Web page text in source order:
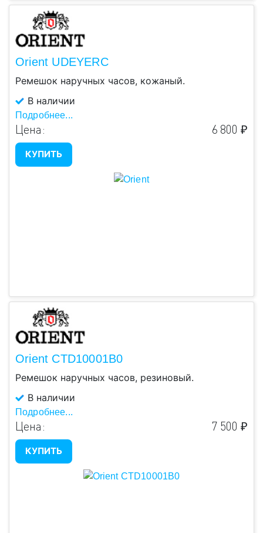
Orient UDEYERC
Ремешок наручных часов, кожаный.
В наличии
Подробнее...
Цена: 6 800 ₽
КУПИТЬ
Orient CTD10001B0
Ремешок наручных часов, резиновый.
В наличии
Подробнее...
Цена: 7 500 ₽
КУПИТЬ